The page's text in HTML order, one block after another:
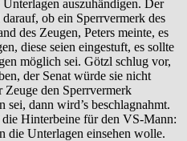
auszuhändigen. Der
ob ein Sperrvermerk des
des Zeugen, Peters meinte, es
diese seien eingestuft, es sollte
möglich sei. Götzl schlug vor,
der Senat würde sie nicht
Zeuge den Sperrvermerk
sei, dann wird’s beschlagnahmt.
Hinterbeine für den VS-Mann:
die Unterlagen einsehen wolle.